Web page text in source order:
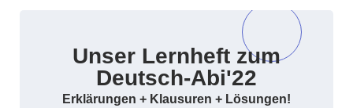
Unser Lernheft zum
Deutsch-Abi'22
Erklärungen + Klausuren + Lösungen!